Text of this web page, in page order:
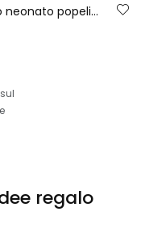
Vestito neonato popeline a quadri blu
regalo